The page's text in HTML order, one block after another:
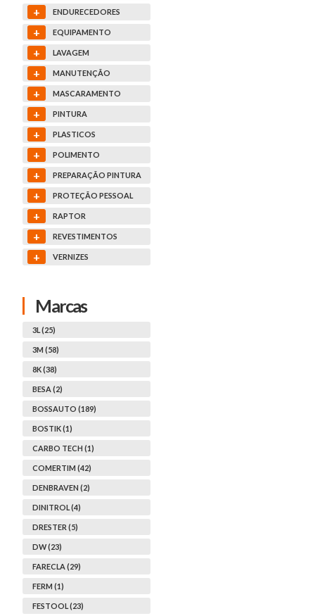
+ ENDURECEDORES
+ EQUIPAMENTO
+ LAVAGEM
+ MANUTENÇÃO
+ MASCARAMENTO
+ PINTURA
+ PLASTICOS
+ POLIMENTO
+ PREPARAÇÃO PINTURA
+ PROTEÇÃO PESSOAL
+ RAPTOR
+ REVESTIMENTOS
+ VERNIZES
Marcas
3L (25)
3M (58)
8K (38)
BESA (2)
BOSSAUTO (189)
BOSTIK (1)
CARBO TECH (1)
COMERTIM (42)
DENBRAVEN (2)
DINITROL (4)
DRESTER (5)
DW (23)
FARECLA (29)
FERM (1)
FESTOOL (23)